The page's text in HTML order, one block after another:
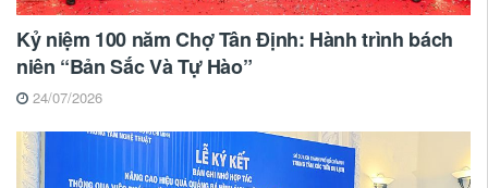
Kỷ niệm 100 năm Chợ Tân Định: Hành trình bách
niên “Bản Sắc Và Tự Hào”
24/07/2026